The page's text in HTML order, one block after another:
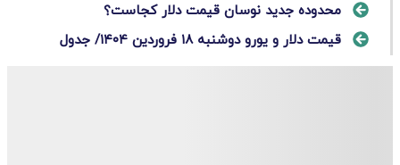
محدوده جدید نوسان قیمت دلار کجاست؟
قیمت دلار و یورو دوشنبه ۱۸ فروردین ۱۴۰۴/ جدول